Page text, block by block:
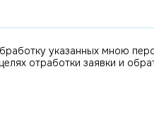
указанных мною
отработки заявки и